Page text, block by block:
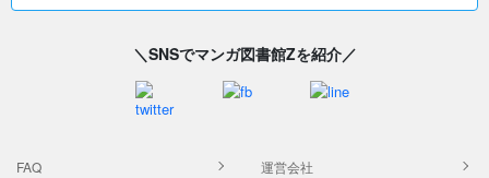
＼SNSでマンガ図書館Zを紹介／
FAQ 運営会社